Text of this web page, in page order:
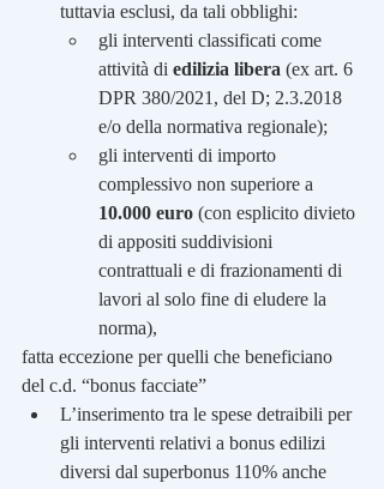
tuttavia esclusi, da tali obblighi:
gli interventi classificati come
attività di edilizia libera (ex art. 6
DPR 380/2021, del D; 2.3.2018
e/o della normativa regionale);
gli interventi di importo
complessivo non superiore a
10.000 euro (con esplicito divieto
di appositi suddivisioni
contrattuali e di frazionamenti di
lavori al solo fine di eludere la
norma),
fatta eccezione per quelli che beneficiano
del c.d. “bonus facciate”
L’inserimento tra le spese detraibili per
gli interventi relativi a bonus edilizi
diversi dal superbonus 110% anche